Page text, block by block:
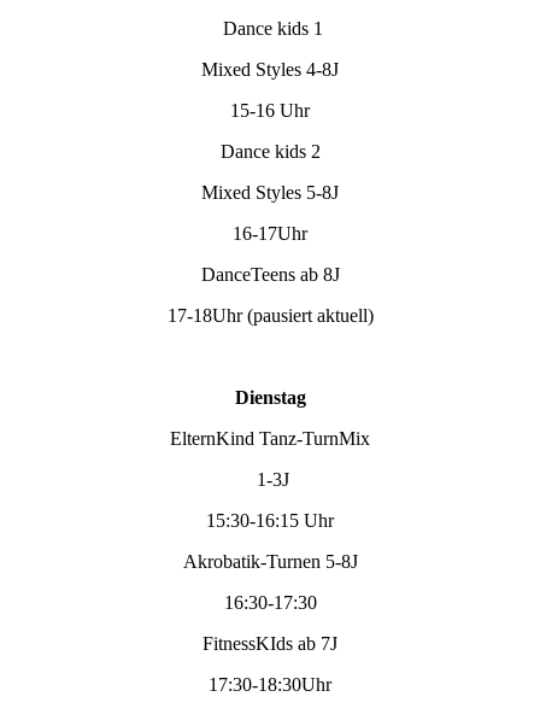
Dance kids 1
Mixed Styles 4-8J
15-16 Uhr
Dance kids 2
Mixed Styles 5-8J
16-17Uhr
DanceTeens ab 8J
17-18Uhr (pausiert aktuell)
Dienstag
ElternKind Tanz-TurnMix
1-3J
15:30-16:15 Uhr
Akrobatik-Turnen 5-8J
16:30-17:30
FitnessKIds ab 7J
17:30-18:30Uhr